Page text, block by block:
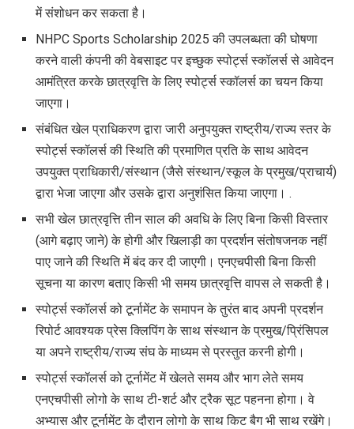
में संशोधन कर सकता है।
NHPC Sports Scholarship 2025 की उपलब्धता की घोषणा
करने वाली कंपनी की वेबसाइट पर इच्छुक स्पोर्ट्स स्कॉलर्स से आवेदन
आमंत्रित करके छात्रवृत्ति के लिए स्पोर्ट्स स्कॉलर्स का चयन किया
जाएगा।
संबंधित खेल प्राधिकरण द्वारा जारी अनुपयुक्त राष्ट्रीय/राज्य स्तर के
स्पोर्ट्स स्कॉलर्स की स्थिति की प्रमाणित प्रति के साथ आवेदन
उपयुक्त प्राधिकारी/संस्थान (जैसे संस्थान/स्कूल के प्रमुख/प्राचार्य)
द्वारा भेजा जाएगा और उसके द्वारा अनुशंसित किया जाएगा। .
सभी खेल छात्रवृत्ति तीन साल की अवधि के लिए बिना किसी विस्तार
(आगे बढ़ाए जाने) के होगी और खिलाड़ी का प्रदर्शन संतोषजनक नहीं
पाए जाने की स्थिति में बंद कर दी जाएगी। एनएचपीसी बिना किसी
सूचना या कारण बताए किसी भी समय छात्रवृत्ति वापस ले सकती है।
स्पोर्ट्स स्कॉलर्स को टूर्नामेंट के समापन के तुरंत बाद अपनी प्रदर्शन
रिपोर्ट आवश्यक प्रेस क्लिपिंग के साथ संस्थान के प्रमुख/प्रिंसिपल
या अपने राष्ट्रीय/राज्य संघ के माध्यम से प्रस्तुत करनी होगी।
स्पोर्ट्स स्कॉलर्स को टूर्नामेंट में खेलते समय और भाग लेते समय
एनएचपीसी लोगो के साथ टी-शर्ट और ट्रैक सूट पहनना होगा। वे
अभ्यास और टूर्नामेंट के दौरान लोगो के साथ किट बैग भी साथ रखेंगे।